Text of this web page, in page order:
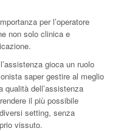
per l’operatore
non solo clinica e
gioca un ruolo
saper gestire al meglio
qualità dell’assistenza
il più possibile
setting, senza
vissuto.